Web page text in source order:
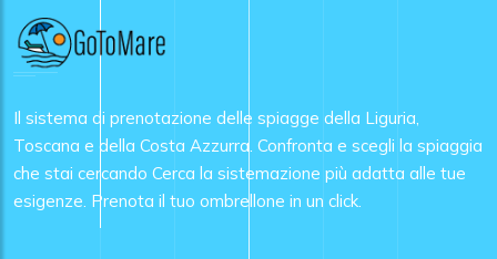
Il sistema di prenotazione delle spiagge della Liguria,
Toscana e della Costa Azzurra. Confronta e scegli la spiaggia
che stai cercando Cerca la sistemazione più adatta alle tue
esigenze. Prenota il tuo ombrellone in un click.